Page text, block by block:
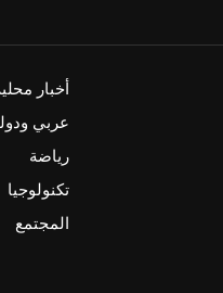
أخبار
عربي
رياضة
تكنولوجيا
المجتمع